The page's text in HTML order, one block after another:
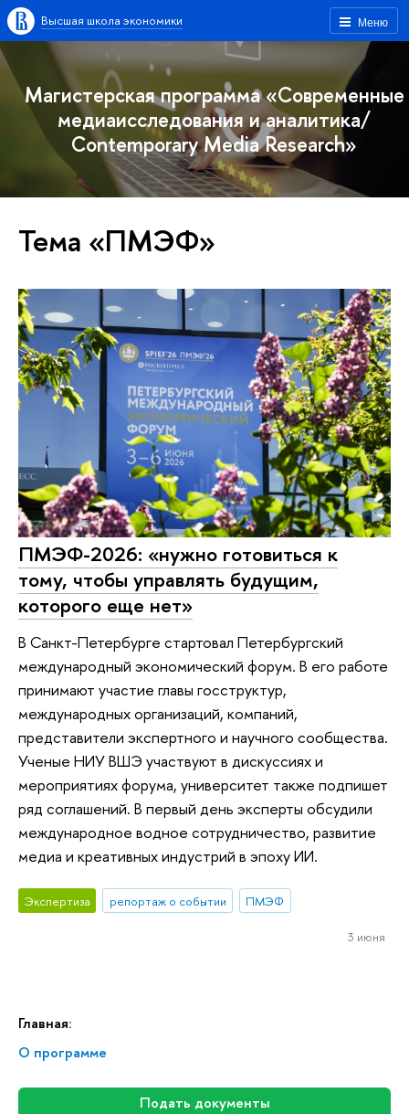
Меню
Высшая школа экономики
Магистерская программа «Современные
медиаисследования и аналитика/
Contemporary Media Research»
Главная:
О программе
Подать документы
Тема «ПМЭФ»
ПМЭФ-2026: «нужно готовиться к
тому, чтобы управлять будущим,
которого еще нет»
В Санкт-Петербурге стартовал Петербургский
международный экономический форум. В его работе
принимают участие главы госструктур,
международных организаций, компаний,
представители экспертного и научного сообщества.
Ученые НИУ ВШЭ участвуют в дискуссиях и
мероприятиях форума, университет также подпишет
ряд соглашений. В первый день эксперты обсудили
международное водное сотрудничество, развитие
медиа и креативных индустрий в эпоху ИИ.
Экспертиза репортаж о событии ПМЭФ
3 июня